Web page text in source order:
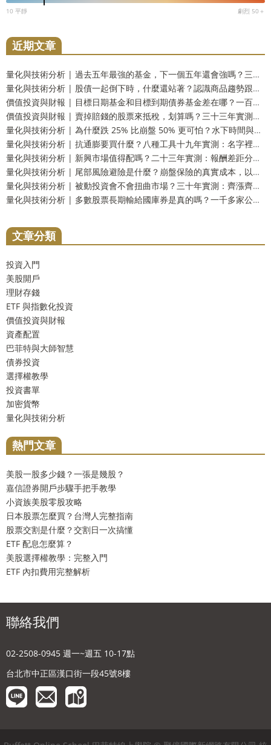
10 平靜 劇烈 50＋
近期文章
量化與技術分析 | 過去五年最強的基金，下一個五年還會強嗎？三十三年實測：留在前段和掉到墊底的機率一樣高
量化與技術分析 | 股債一起倒下時，什麼還站著？認識商品趨勢跟蹤這個防禦資產
價值投資與財報 | 目標日期基金和目標到期債券基金差在哪？一百五十四年實測：到期還你的是票面，不是購買力
價值投資與財報 | 賣掉賠錢的股票來抵稅，划算嗎？三十三年實測：財富只多 2.9%，而台灣人這一步用不上
量化與技術分析 | 為什麼跌 25% 比崩盤 50% 更可怕？水下時間與潰瘍指數，風險的另一個量法
量化與技術分析 | 抗通膨要買什麼？八種工具十九年實測：名字裡有抗通膨的那一個，反而測不出反應
量化與技術分析 | 新興市場值得配嗎？二十三年實測：報酬差距分不出勝負，但台灣人多買了一份自己
量化與技術分析 | 尾部風險避險是什麼？崩盤保險的真實成本，以及一個更省事的替代方案
量化與技術分析 | 被動投資會不會扭曲市場？三十年實測：齊漲齊跌是真的，指數基金的責任卻查不出來
量化與技術分析 | 多數股票長期輸給國庫券是真的嗎？一千多家公司實測：輸的只有兩成，真正該怕的是另一件事
文章分類
投資入門
美股開戶
理財存錢
ETF 與指數化投資
價值投資與財報
資產配置
巴菲特與大師智慧
債券投資
選擇權教學
投資書單
加密貨幣
量化與技術分析
熱門文章
美股一股多少錢？一張是幾股？
嘉信證券開戶步驟手把手教學
小資族美股零股攻略
日本股票怎麼買？台灣人完整指南
股票交割是什麼？交割日一次搞懂
ETF 配息怎麼算？
美股選擇權教學：完整入門
ETF 內扣費用完整解析
聯絡我們
02-2508-0945 週一~週五 10-17點
台北市中正區漢口街一段45號8樓